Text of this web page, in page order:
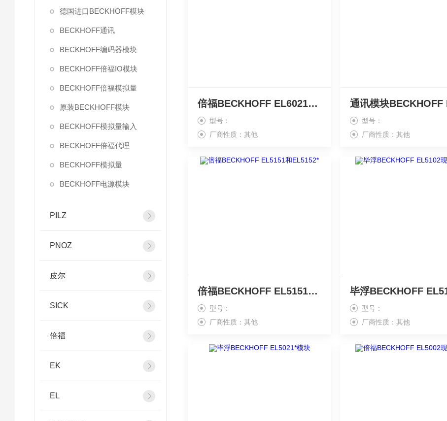
德国进口BECKHOFF模块
BECKHOFF通讯
BECKHOFF编码器模块
BECKHOFF倍福IO模块
BECKHOFF倍福模拟量
原装BECKHOFF模块
BECKHOFF模拟量输入
BECKHOFF倍福代理
BECKHOFF模拟量
BECKHOFF电源模块
PILZ
PNOZ
皮尔
SICK
倍福
EK
EL
倍福BECKHOFF EL6021工作原理
型号：
厂商性质：其他
型号：
厂商性质：其他
倍福BECKHOFF EL5151和EL5152*
型号：
厂商性质：其他
型号：
厂商性质：其他